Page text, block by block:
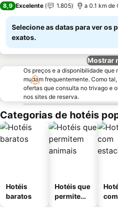
8,9 Excelente 1.805 a 0.1 km de
Selecione as datas para ver os
exatos.
Mostrar
Os preços e a disponibilidade que
mudam frequentemente. Como
ofertas que consulta no trivago e
nos sites de reserva.
Categorias de hotéis
Hotéis
baratos
Hotéis que
permitem
com